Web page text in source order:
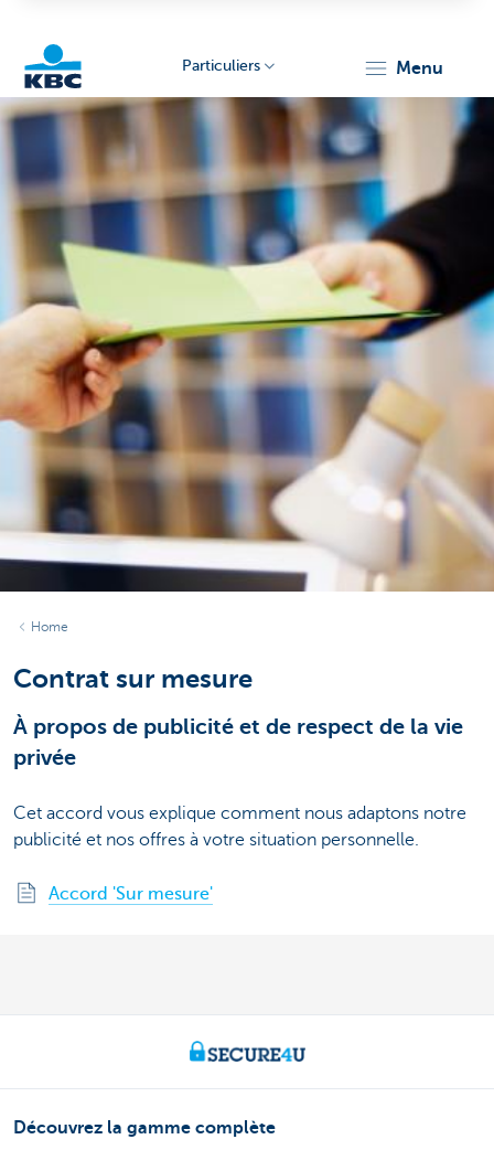
Particuliers menu
Home
Contrat sur mesure
À propos de publicité et de respect de la vie
privée
Cet accord vous explique comment nous adaptons notre
publicité et nos offres à votre situation personnelle.
Accord 'Sur mesure'
Découvrez la gamme complète